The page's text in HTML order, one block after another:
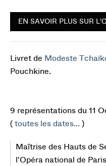
EN SAVOIR PLUS SUR
Livret de Modeste
Pouchkine.
9 représentations du 11
( toutes les dates... )
Maîtrise des Hauts de
l'Opéra national de